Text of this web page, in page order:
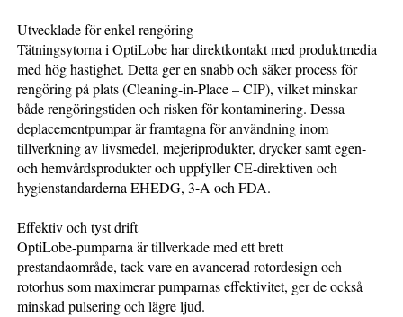
Utvecklade för enkel rengöring
Tätningsytorna i OptiLobe har direktkontakt med produktmedia
med hög hastighet. Detta ger en snabb och säker process för
rengöring på plats (Cleaning-in-Place – CIP), vilket minskar
både rengöringstiden och risken för kontaminering. Dessa
deplacementpumpar är framtagna för användning inom
tillverkning av livsmedel, mejeriprodukter, drycker samt egen-
och hemvårdsprodukter och uppfyller CE-direktiven och
hygienstandarderna EHEDG, 3-A och FDA.
Effektiv och tyst drift
OptiLobe-pumparna är tillverkade med ett brett
prestandaområde, tack vare en avancerad rotordesign och
rotorhus som maximerar pumparnas effektivitet, ger de också
minskad pulsering och lägre ljud.